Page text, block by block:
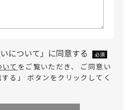
について」に同意する 必須
て をご覧いただき、 ご同意い
る」 ボタンをクリックしてく